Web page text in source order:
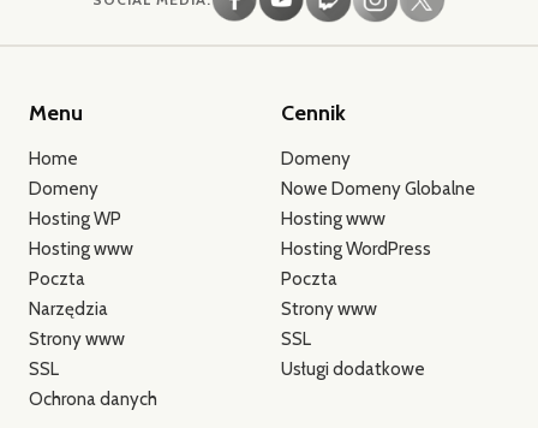
Menu
Home
Domeny
Hosting WP
Hosting www
Poczta
Narzędzia
Strony www
SSL
Ochrona danych
Cennik
Domeny
Nowe Domeny Globalne
Hosting www
Hosting WordPress
Poczta
Strony www
SSL
Usługi dodatkowe